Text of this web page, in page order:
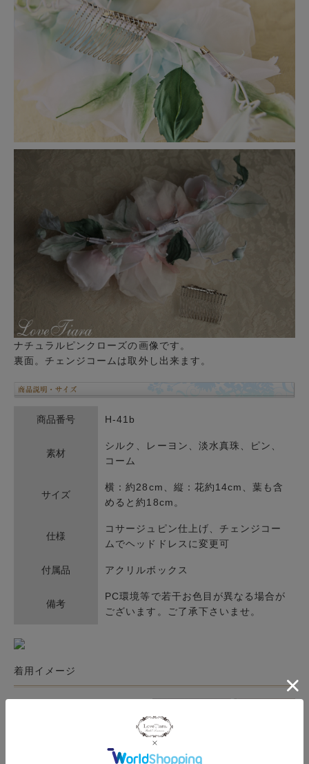
ナチュラルピンクローズの画像です。
裏面。チェンジコームは取外し出来ます。
商品番号 H-41b
素材
シルク、レーヨン、淡水真珠、ピン、
コーム
サイズ
横：約28cm、縦：花約14cm、葉も含
めると約18cm。
仕様
コサージュピン仕上げ、チェンジコー
ムでヘッドドレスに変更可
付属品 アクリルボックス
備考
PC環境等で若干お色目が異なる場合が
ございます。ご了承下さいませ。
着用イメージ